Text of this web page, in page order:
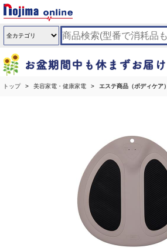
トップ 美容家電・健康家電 エステ商品（ボディケア）